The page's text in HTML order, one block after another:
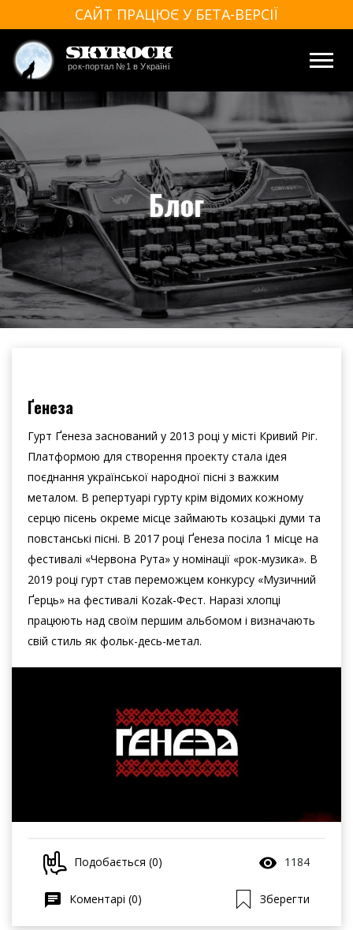
САЙТ ПРАЦЮЄ У БЕТА-ВЕРСІЇ
SkyRock
рок-портал №1 в Україні
Блог
Ґенеза
Гурт Ґенеза заснований у 2013 році у місті Кривий Ріг.
Платформою для створення проекту стала ідея
поєднання української народної пісні з важким
металом. В репертуарі гурту крім відомих кожному
серцю пісень окреме місце займають козацькі думи та
повстанські пісні. В 2017 році Ґенеза посіла 1 місце на
фестивалі «Червона Рута» у номінації «рок-музика». В
2019 році гурт став переможцем конкурсу «Музичний
Ґерць» на фестивалі Kozak-Фест. Наразі хлопці
працюють над своїм першим альбомом і визначають
свій стиль як фольк-десь-метал.
Подобається (0) 1184
Коментарі (0) Зберегти